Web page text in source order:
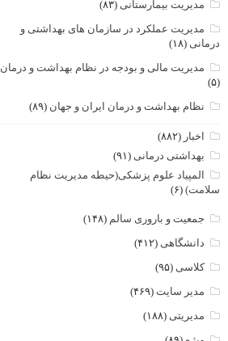
مدیریت بیمارستانی (۸۳)
مدیریت عملکرد در سازمان های بهداشتی و
درمانی (۱۸)
مدیریت مالی و بودجه در نظام بهداشت و درمان
(۵)
نظام بهداشت و درمان ایران و جهان (۸۹)
اخبار (۸۸۲)
بهداشتی درمانی (۹۱)
المپیاد علوم پزشکی(حیطه مدیریت نظام
سلامت) (۶)
جمعیت و باروری سالم (۱۴۸)
دانشگاهی (۴۱۲)
کلاسی (۹۵)
مدیر سایت(۴۶۹)
مدیریتی (۱۸۸)